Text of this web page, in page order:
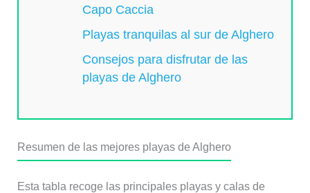
Capo Caccia
Playas tranquilas al sur de Alghero
Consejos para disfrutar de las
playas de Alghero
Resumen de las mejores playas de Alghero
Esta tabla recoge las principales playas y calas de